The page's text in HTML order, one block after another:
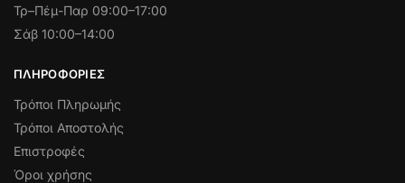
Τρ–Πέμ-Παρ 09:00–17:00
Σάβ 10:00–14:00
ΠΛΗΡΟΦΟΡΊΕΣ
Τρόποι Πληρωμής
Τρόποι Αποστολής
Επιστροφές
Όροι χρήσης